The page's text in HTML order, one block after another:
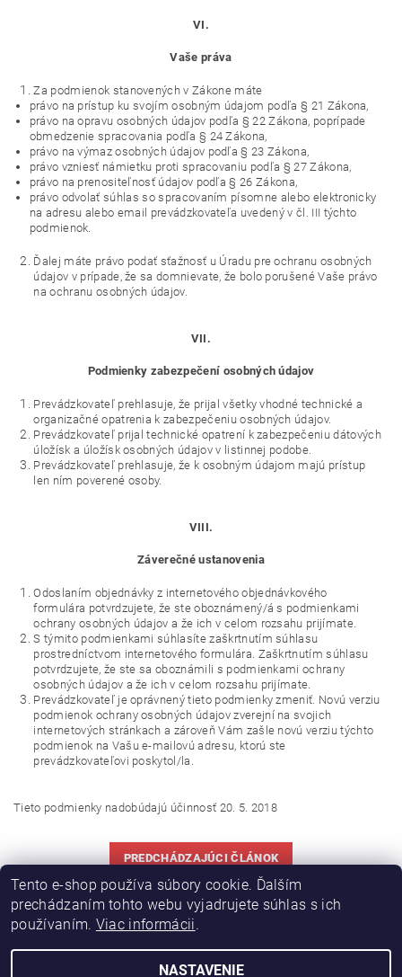
VI.
Vaše práva
Za podmienok stanovených v Zákone máte
právo na prístup ku svojím osobným údajom podľa § 21 Zákona,
právo na opravu osobných údajov podľa § 22 Zákona, poprípade
obmedzenie spracovania podľa § 24 Zákona,
právo na výmaz osobných údajov podľa § 23 Zákona,
právo vzniesť námietku proti spracovaniu podľa § 27 Zákona,
právo na prenositeľnosť údajov podľa § 26 Zákona,
právo odvolať súhlas so spracovaním písomne alebo elektronicky
na adresu alebo email prevádzkovateľa uvedený v čl. III týchto
podmienok.
Ďalej máte právo podať sťažnosť u Úradu pre ochranu osobných
údajov v prípade, že sa domnievate, že bolo porušené Vaše právo
na ochranu osobných údajov.
VII.
Podmienky zabezpečení osobných údajov
Prevádzkovateľ prehlasuje, že prijal všetky vhodné technické a
organizačné opatrenia k zabezpečeniu osobných údajov.
Prevádzkovateľ prijal technické opatrení k zabezpečeniu dátových
úložísk a úložísk osobných údajov v listinnej podobe.
Prevádzkovateľ prehlasuje, že k osobným údajom majú prístup
len ním poverené osoby.
VIII.
Záverečné ustanovenia
Odoslaním objednávky z internetového objednávkového
formulára potvrdzujete, že ste oboznámený/á s podmienkami
ochrany osobných údajov a že ich v celom rozsahu prijímate.
S týmito podmienkami súhlasíte zaškrtnutím súhlasu
prostredníctvom internetového formulára. Zaškrtnutím súhlasu
potvrdzujete, že ste sa oboznámili s podmienkami ochrany
osobných údajov a že ich v celom rozsahu prijímate.
Prevádzkovateľ je oprávnený tieto podmienky zmeniť. Novú verziu
podmienok ochrany osobných údajov zverejní na svojich
internetových stránkach a zároveň Vám zašle novú verziu týchto
podmienok na Vašu e-mailovú adresu, ktorú ste
prevádzkovateľovi poskytol/la.
Tieto podmienky nadobúdajú účinnosť20. 5. 2018
PREDCHÁDZAJÚCI ČLÁNOK
Výroba hydraulických hadíc
Tento e-shop používa súbory cookie. Ďalším
prechádzaním tohto webu vyjadrujete súhlas s ich
používaním. Viac informácii.
NASTAVENIE